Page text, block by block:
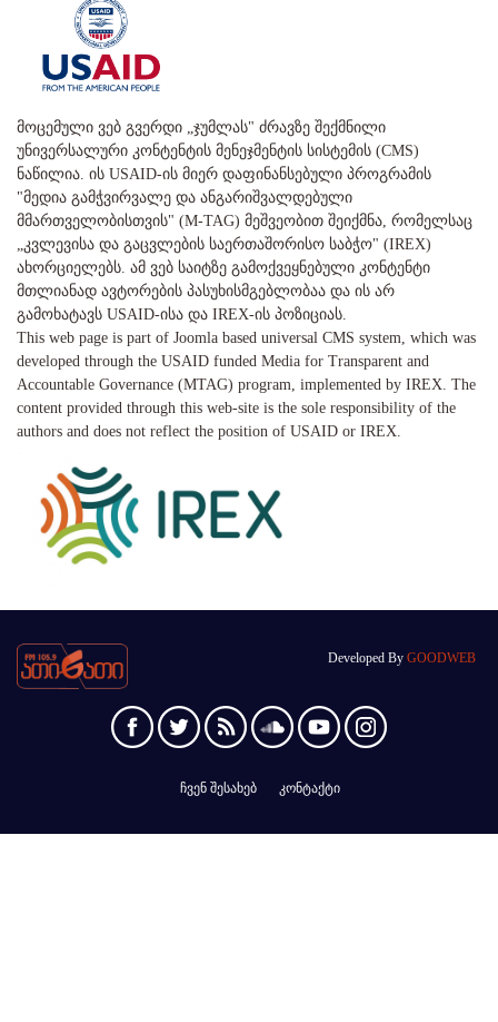
მოცემული ვებ გვერდი „ჯუმლას" ძრავზე შექმნილი
უნივერსალური კონტენტის მენეჯმენტის სისტემის (CMS)
ნაწილია. ის USAID-ის მიერ დაფინანსებული პროგრამის
"მედია გამჭვირვალე და ანგარიშვალდებული
მმართველობისთვის" (M-TAG) მეშვეობით შეიქმნა, რომელსაც
„კვლევისა და გაცვლების საერთაშორისო საბჭო" (IREX)
ახორციელებს. ამ ვებ საიტზე გამოქვეყნებული კონტენტი
მთლიანად ავტორების პასუხისმგებლობაა და ის არ
გამოხატავს USAID-ისა და IREX-ის პოზიციას.
This web page is part of Joomla based universal CMS system, which was
developed through the USAID funded Media for Transparent and
Accountable Governance (MTAG) program, implemented by IREX. The
content provided through this web-site is the sole responsibility of the
authors and does not reflect the position of USAID or IREX.
Developed By GOODWEB
ჩვენ შესახებ კონტაქტი